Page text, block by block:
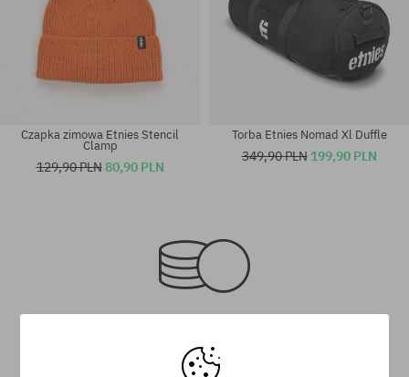
Czapka zimowa Etnies Stencil
Clamp
129,90 PLN80,90 PLN
Torba Etnies Nomad Xl Duffle
349,90 PLN 199,90 PLN
SuperClub to nasz program lojalnościowy, dzięki któremu za